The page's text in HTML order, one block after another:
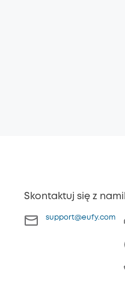
Skontaktuj się z nami
support@eufy.com